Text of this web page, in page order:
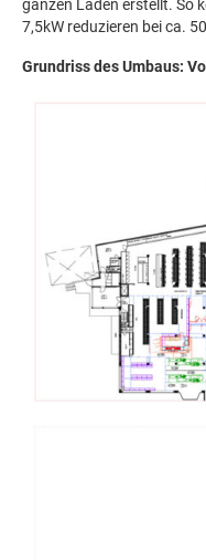
ganzen Laden erstellt. So
7,5kW reduzieren bei ca.
Grundriss des Umbaus: